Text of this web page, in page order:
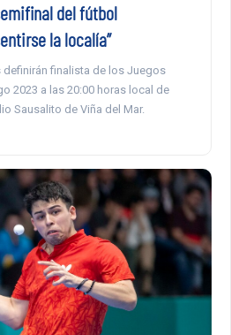
del fútbol
la localía”
definirán finalista de los Juegos
2023 a las 20:00 horas local de
Sausalito de Viña del Mar.